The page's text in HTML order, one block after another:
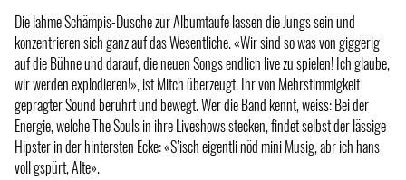
Die lahme Schämpis-Dusche zur Albumtaufe lassen die Jungs sein und
konzentrieren sich ganz auf das Wesentliche. «Wir sind so was von giggerig
auf die Bühne und darauf, die neuen Songs endlich live zu spielen! Ich glaube,
wir werden explodieren!», ist Mitch überzeugt. Ihr von Mehrstimmigkeit
geprägter Sound berührt und bewegt. Wer die Band kennt, weiss: Bei der
Energie, welche The Souls in ihre Liveshows stecken, findet selbst der lässige
Hipster in der hintersten Ecke: «S’isch eigentli nöd mini Musig, abr ich hans
voll gspürt, Alte».